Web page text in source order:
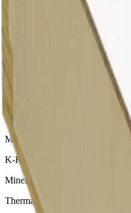
Therma TT46 Afschot
K-Roc Platdakplaat 70/037
Minerale steenwol isolatieplaat
K-Roc Afschotplaat
Minerale steenwol isolatieplaat
Therma TR26 Platdakplaat